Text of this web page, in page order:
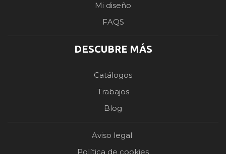
Mi diseño
FAQS
DESCUBRE MÁS
Catálogos
Trabajos
Blog
Aviso legal
Política de cookies